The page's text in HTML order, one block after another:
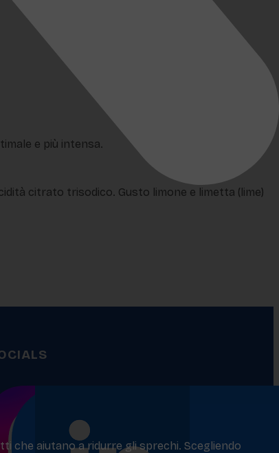
che aiutano a ridurre gli sprechi. Scegliendo
e più intensa.
citrato trisodico. Gusto limone e limetta (lime)